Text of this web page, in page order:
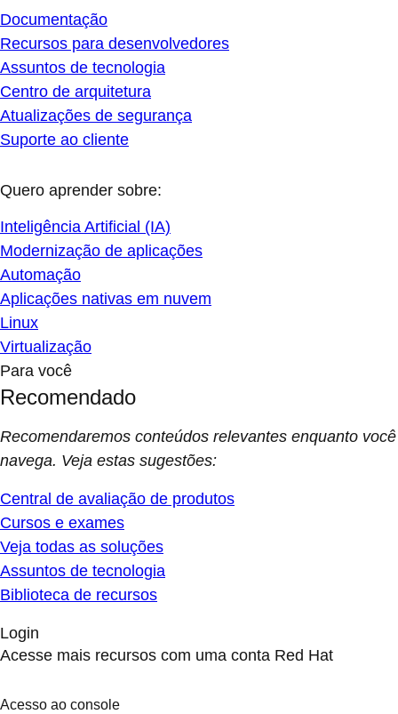
Documentação
Recursos para desenvolvedores
Assuntos de tecnologia
Centro de arquitetura
Atualizações de segurança
Suporte ao cliente
Quero aprender sobre:
Inteligência Artificial (IA)
Modernização de aplicações
Automação
Aplicações nativas em nuvem
Linux
Virtualização
Para você
Recomendado
Recomendaremos conteúdos relevantes enquanto você
navega. Veja estas sugestões:
Central de avaliação de produtos
Cursos e exames
Veja todas as soluções
Assuntos de tecnologia
Biblioteca de recursos
Login
Acesse mais recursos com uma conta Red Hat
Acesso ao console